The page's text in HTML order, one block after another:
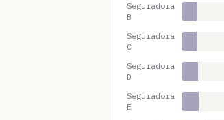
Seguradora
B
Seguradora
C
Seguradora
D
Seguradora
E